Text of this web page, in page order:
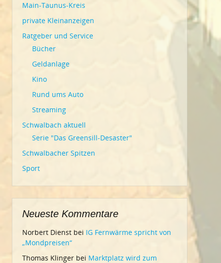
Main-Taunus-Kreis
private Kleinanzeigen
Ratgeber und Service
Bücher
Geldanlage
Kino
Rund ums Auto
Streaming
Schwalbach aktuell
Serie "Das Greensill-Desaster"
Schwalbacher Spitzen
Sport
Neueste Kommentare
Norbert Dienst bei IG Fernwärme spricht von
„Mondpreisen“
Thomas Klinger bei Marktplatz wird zum